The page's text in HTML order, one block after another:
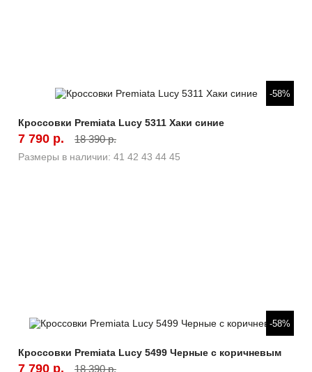
Быстрый просмотр -58%
Кроссовки Premiata Lucy 5311 Хаки синие
7 790 р. 18 390 р.
Размеры в наличии: 41 42 43 44 45
Быстрый просмотр -58%
Кроссовки Premiata Lucy 5499 Черные с коричневым
7 790 р. 18 390 р.